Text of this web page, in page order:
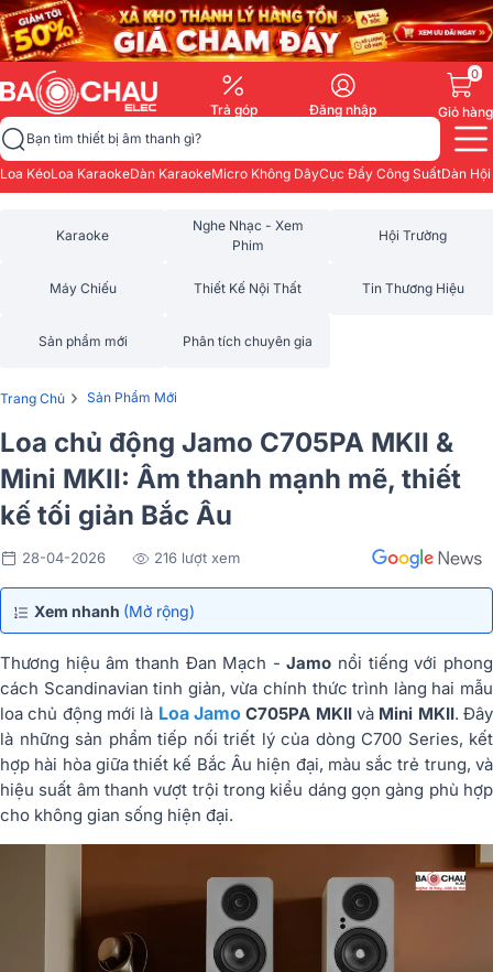
Trả góp Đăng nhập
0
Giỏ hàng
Bạn tìm thiết bị âm thanh gì?
Loa KéoLoa KaraokeDàn KaraokeMicro Không DâyCục Đẩy Công SuấtDàn
Karaoke
Nghe Nhạc - Xem
Phim
Hội Trường
Máy Chiếu Thiết Kế Nội Thất Tin Thương Hiệu
Sản phẩm mới Phân tích chuyên gia
Trang Chủ › Sản Phẩm Mới
Loa chủ động Jamo C705PA MKII &
Mini MKII: Âm thanh mạnh mẽ, thiết
kế tối giản Bắc Âu
28-04-2026 216 lượt xem
Xem nhanh (Mở rộng)
Thương hiệu âm thanh Đan Mạch -Jamo nổi tiếng với phong
cách Scandinavian tinh giản, vừa chính thức trình làng hai mẫu
loa chủ động mới là Loa Jamo C705PA MKIIvà Mini MKII. Đây
là những sản phẩm tiếp nối triết lý của dòng C700 Series, kết
hợp hài hòa giữa thiết kế Bắc Âu hiện đại, màu sắc trẻ trung, và
hiệu suất âm thanh vượt trội trong kiểu dáng gọn gàng phù hợp
cho không gian sống hiện đại.